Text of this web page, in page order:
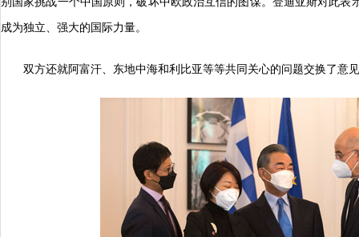
成为独立、强大的国际力量。
双方还就阿富汗、东地中海和利比亚等等共同关心的问题交换了意